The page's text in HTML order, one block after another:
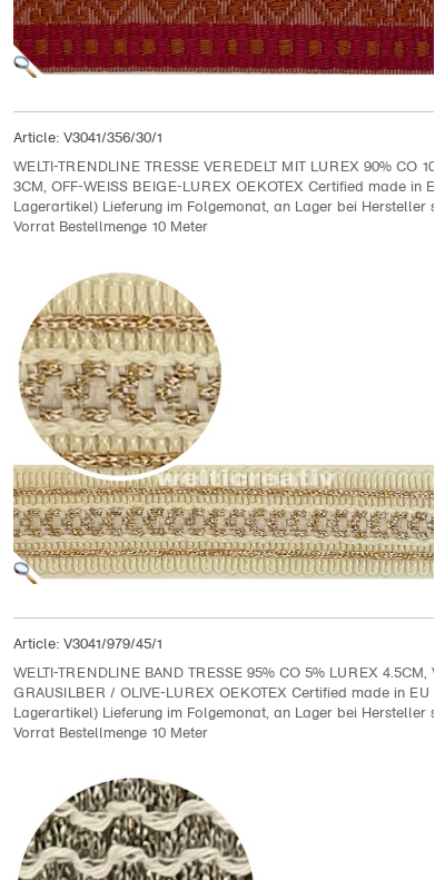
Article: V3041/356/30/1
WELTI-TRENDLINE TRESSE VEREDELT MIT LUREX 90% CO
3CM, OFF-WEISS BEIGE-LUREX OEKOTEX Certified made in EU
Lagerartikel) Lieferung im Folgemonat, an Lager bei Hersteller
Vorrat Bestellmenge 10 Meter
Article: V3041/979/45/1
WELTI-TRENDLINE BAND TRESSE 95% CO 5% LUREX 4.5CM,
GRAUSILBER / OLIVE-LUREX OEKOTEX Certified made in EU
Lagerartikel) Lieferung im Folgemonat, an Lager bei Hersteller
Vorrat Bestellmenge 10 Meter